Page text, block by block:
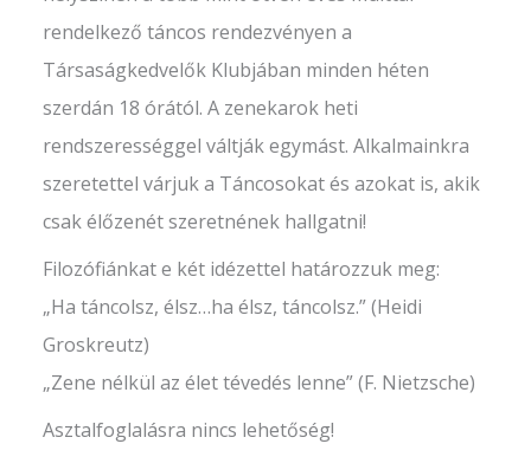
rendelkező táncos rendezvényen a
Társaságkedvelők Klubjában minden héten
szerdán 18 órától. A zenekarok heti
rendszerességgel váltják egymást. Alkalmainkra
szeretettel várjuk a Táncosokat és azokat is, akik
csak élőzenét szeretnének hallgatni!
Filozófiánkat e két idézettel határozzuk meg:
„Ha táncolsz, élsz…ha élsz, táncolsz.” (Heidi
Groskreutz)
„Zene nélkül az élet tévedés lenne” (F. Nietzsche)
Asztalfoglalásra nincs lehetőség!